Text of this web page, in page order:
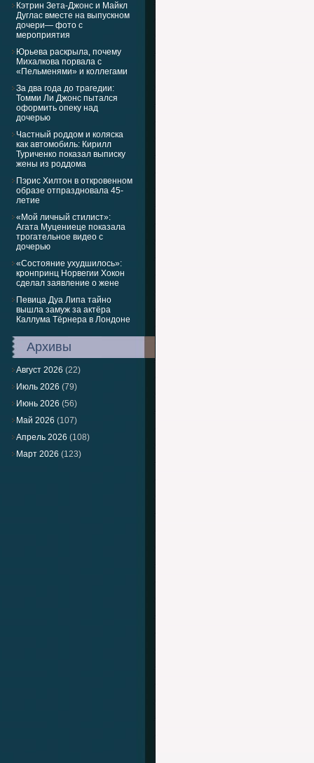
Кэтрин Зета-Джонс и Майкл
Дуглас вместе на выпускном
дочери— фото с
мероприятия
Юрьева раскрыла, почему
Михалкова порвала с
«Пельменями» и коллегами
За два года до трагедии:
Томми Ли Джонс пытался
оформить опеку над
дочерью
Частный роддом и коляска
как автомобиль: Кирилл
Туриченко показал выписку
жены из роддома
Пэрис Хилтон в откровенном
образе отпраздновала 45-
летие
«Мой личный стилист»:
Агата Муцениеце показала
трогательное видео с
дочерью
«Состояние ухудшилось»:
кронпринц Норвегии Хокон
сделал заявление о жене
Певица Дуа Липа тайно
вышла замуж за актёра
Каллума Тёрнера в Лондоне
Архивы
Август 2026 (22)
Июль 2026 (79)
Июнь 2026 (56)
Май 2026 (107)
Апрель 2026 (108)
Март 2026 (123)